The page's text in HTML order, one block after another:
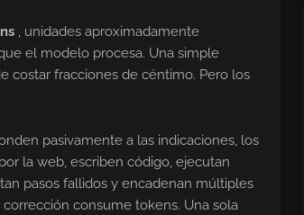
, unidades aproximadamente
el modelo procesa. Una simple
costar fracciones de céntimo. Pero los
pasivamente a las indicaciones, los
la web, escriben código, ejecutan
pasos fallidos y encadenan múltiples
consume tokens. Una sola